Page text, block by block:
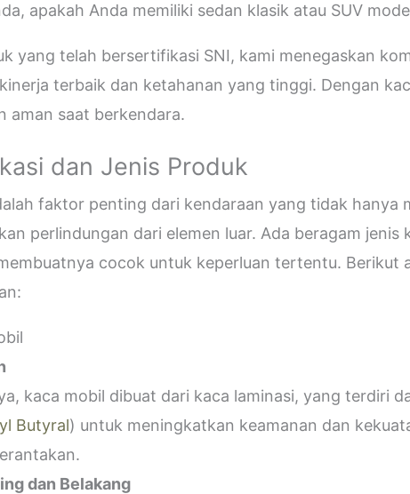
apakah Anda memiliki sedan klasik atau SUV
yang telah bersertifikasi SNI, kami menegaskan
terbaik dan ketahanan yang tinggi. Dengan
aman saat berkendara.
dan Jenis Produk
faktor penting dari kendaraan yang tidak hanya
perlindungan dari elemen luar. Ada beragam
cocok untuk keperluan tertentu. Berikut
kaca mobil dibuat dari kaca laminasi, yang terdiri
Butyral) untuk meningkatkan keamanan dan
dan Belakang